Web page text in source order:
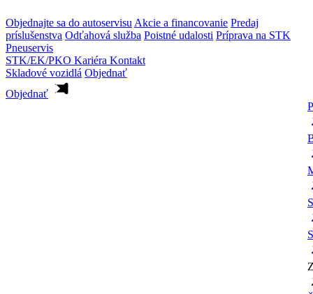
Objednajte sa do autoservisu Akcie a financovanie Predaj
príslušenstva Odťahová služba Poistné udalosti Príprava na STK
Pneuservis
STK/EK/PKO Kariéra Kontakt
Skladové vozidlá Objednať
Objednať